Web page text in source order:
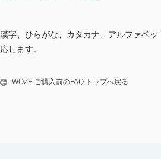
漢字、ひらがな、カタカナ、アルファベ
応します。
WOZE ご購入前のFAQ トップへ戻る